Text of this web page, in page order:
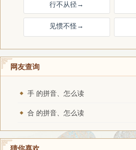
行不从径→
见惯不怪→
网友查询
手 的拼音、怎么读
合 的拼音、怎么读
猜你喜欢